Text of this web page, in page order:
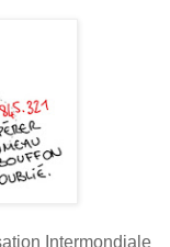
Intermondiale